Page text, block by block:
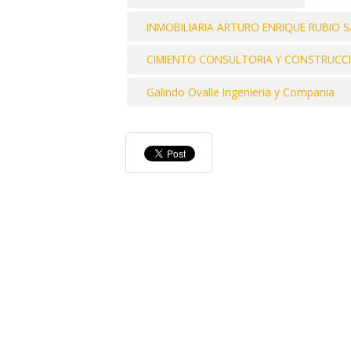
INMOBILIARIA ARTURO ENRIQUE RUBIO
CIMIENTO CONSULTORIA Y
Galindo Ovalle Ingenieria y Compania